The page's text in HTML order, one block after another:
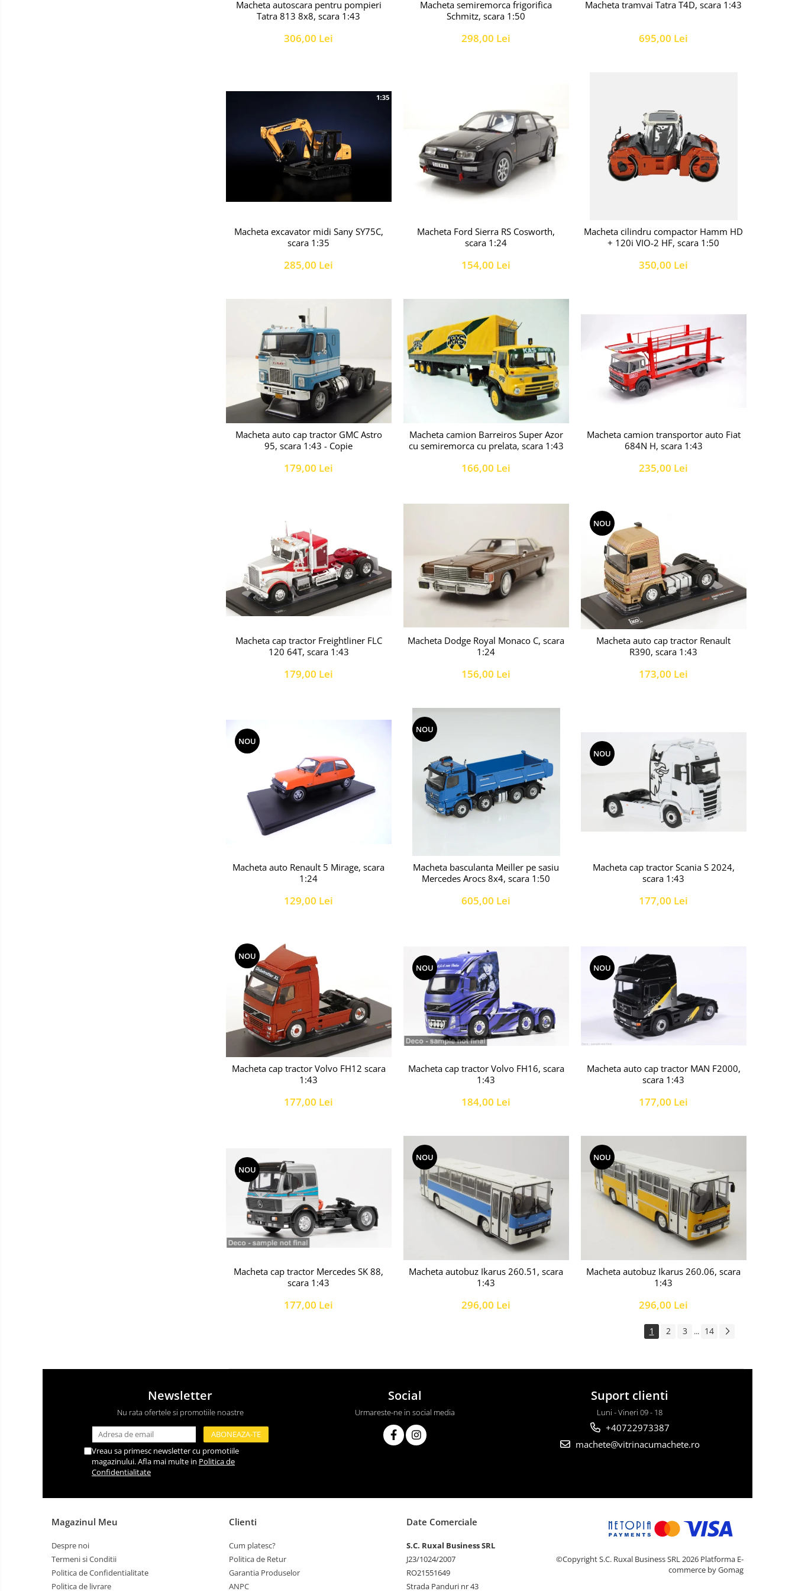
Macheta autoscara pentru pompieri
Tatra 813 8x8, scara 1:43
306,00 Lei
Macheta semiremorca frigorifica
Schmitz, scara 1:50
298,00 Lei
Macheta tramvai Tatra T4D, scara 1:43
695,00 Lei
Macheta excavator midi Sany SY75C,
scara 1:35
285,00 Lei
Macheta Ford Sierra RS Cosworth,
scara 1:24
154,00 Lei
Macheta cilindru compactor Hamm HD
+ 120i VIO-2 HF, scara 1:50
350,00 Lei
Macheta auto cap tractor GMC Astro
95, scara 1:43 - Copie
179,00 Lei
Macheta camion Barreiros Super Azor
cu semiremorca cu prelata, scara 1:43
166,00 Lei
Macheta camion transportor auto Fiat
684N H, scara 1:43
235,00 Lei
Macheta cap tractor Freightliner FLC
120 64T, scara 1:43
179,00 Lei
Macheta Dodge Royal Monaco C, scara
1:24
156,00 Lei
NOU
Macheta auto cap tractor Renault
R390, scara 1:43
173,00 Lei
NOU
Macheta auto Renault 5 Mirage, scara
1:24
129,00 Lei
NOU
Macheta basculanta Meiller pe sasiu
Mercedes Arocs 8x4, scara 1:50
605,00 Lei
NOU
Macheta cap tractor Scania S 2024,
scara 1:43
177,00 Lei
NOU
Macheta cap tractor Volvo FH12 scara
1:43
177,00 Lei
NOU
Macheta cap tractor Volvo FH16, scara
1:43
184,00 Lei
NOU
Macheta auto cap tractor MAN F2000,
scara 1:43
177,00 Lei
NOU
Macheta cap tractor Mercedes SK 88,
scara 1:43
177,00 Lei
NOU
Macheta autobuz Ikarus 260.51, scara
1:43
296,00 Lei
NOU
Macheta autobuz Ikarus 260.06, scara
1:43
296,00 Lei
1 2 3 ... 14
Newsletter
Nu rata ofertele si promotiile noastre
Vreau sa primesc newsletter cu promotiile
magazinului. Afla mai multe in Politica de
Confidentialitate
Social
Urmareste-ne in social media
Suport clienti
Luni - Vineri 09 - 18
+40722973387
machete@vitrinacumachete.ro
Magazinul Meu
Despre noi
Termeni si Conditii
Politica de Confidentialitate
Politica de livrare
Clienti
Cum platesc?
Politica de Retur
Garantia Produselor
ANPC
Date Comerciale
S.C. Ruxal Business SRL
J23/1024/2007
RO21551649
Strada Panduri nr 43
©Copyright S.C. Ruxal Business SRL 2026 Platforma E-
commerce by Gomag